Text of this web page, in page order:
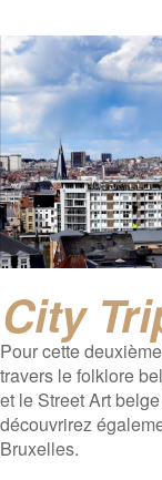
City
Pour cette
travers le folklore
et le Street Art
découvrirez
Bruxelles.